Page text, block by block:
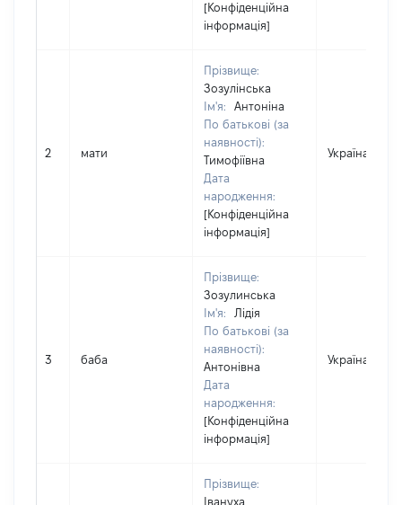
[Конфіденційна
інформація]
2 мати
Прізвище:
Зозулінська
Ім'я:
Антоніна
По батькові (за
наявності):
Тимофіївна
Дата
народження:
[Конфіденційна
інформація]
Україна
3 баба
Прізвище:
Зозулинська
Ім'я:
Лідія
По батькові (за
наявності):
Антонівна
Дата
народження:
[Конфіденційна
інформація]
Україна
Прізвище:
Івануха